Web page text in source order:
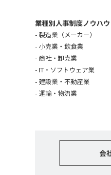
業種別人事制度ノウハ
製造業（メーカー）
小売業・飲食業
商社・卸売業
IT・ソフトウェア業
建設業・不動産業
運輸・物流業
会